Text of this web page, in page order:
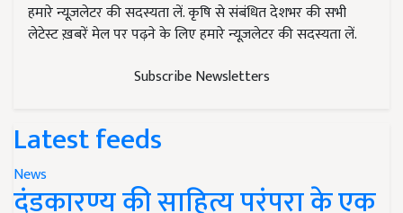
हमारे न्यूज़लेटर की सदस्यता लें. कृषि से संबंधित देशभर की सभी
लेटेस्ट ख़बरें मेल पर पढ़ने के लिए हमारे न्यूज़लेटर की सदस्यता लें.
Subscribe Newsletters
Latest feeds
News
दंडकारण्य की साहित्य परंपरा के एक